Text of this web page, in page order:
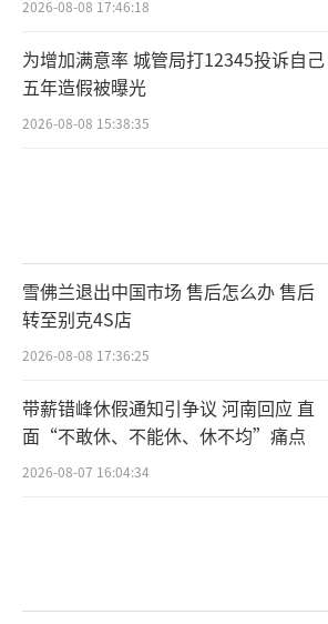
2026-08-08 17:46:18
为增加满意率 城管局打12345投诉自己
五年造假被曝光
2026-08-08 15:38:35
雪佛兰退出中国市场 售后怎么办 售后
转至别克4S店
2026-08-08 17:36:25
带薪错峰休假通知引争议 河南回应 直
面“不敢休、不能休、休不均”痛点
2026-08-07 16:04:34